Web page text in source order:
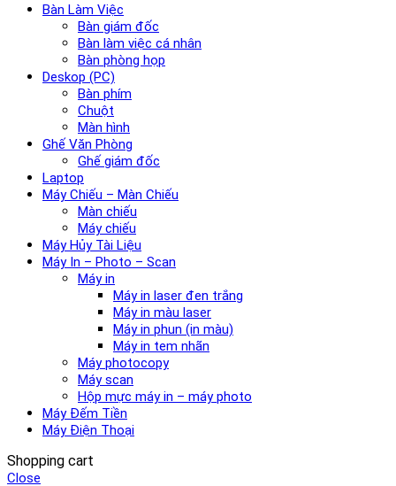
Bàn Làm Việc
Bàn giám đốc
Bàn làm việc cá nhân
Bàn phòng họp
Deskop (PC)
Bàn phím
Chuột
Màn hình
Ghế Văn Phòng
Ghế giám đốc
Laptop
Máy Chiếu – Màn Chiếu
Màn chiếu
Máy chiếu
Máy Hủy Tài Liệu
Máy In – Photo – Scan
Máy in
Máy in laser đen trắng
Máy in màu laser
Máy in phun (in màu)
Máy in tem nhãn
Máy photocopy
Máy scan
Hộp mực máy in – máy photo
Máy Đếm Tiền
Máy Điện Thoại
Shopping cart
Close